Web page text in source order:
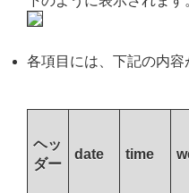
各項目には、下記の内容
ヘッ
ダー
date time